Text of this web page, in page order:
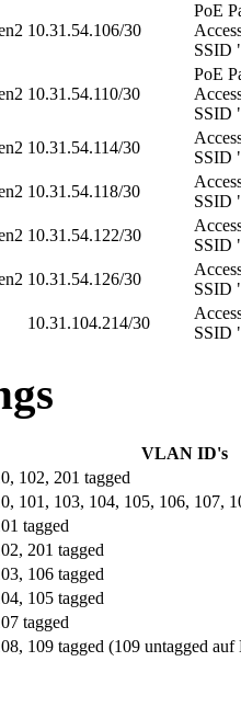
10.31.54.106/30
PoE
SSID
10.31.54.110/30
PoE
SSID
10.31.54.114/30
SSID
10.31.54.118/30
SSID
10.31.54.122/30
SSID
10.31.54.126/30
SSID
10.31.104.214/30
SSID
VLAN ID's
102, 201 tagged
101, 103, 104, 105, 106, 107,
tagged
201 tagged
106 tagged
105 tagged
tagged
109 tagged (109 untagged